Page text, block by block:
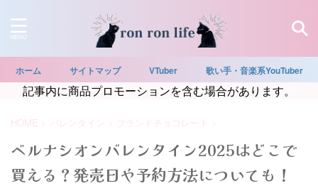
ホーム サイトマップ VTuber 歌い手・音楽系YouTuber
記事内に商品プロモーションを含む場合があります。
HOME > バレンタイン > ブランドチョコレート >
ベルナシオンバレンタイン2025はどこで
買える？発売日や予約方法についても！